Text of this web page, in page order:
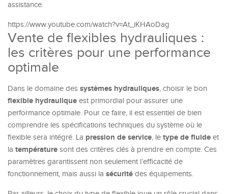
assistance.
https://www.youtube.com/watch?v=At_iKHAoDag
Vente de flexibles hydrauliques :
les critères pour une performance
optimale
Dans le domaine des systèmes hydrauliques, choisir le bon
flexible hydraulique est primordial pour assurer une
performance optimale. Pour ce faire, il est essentiel de bien
comprendre les spécifications techniques du système où le
flexible sera intégré. La pression de service, le type de fluide et
la température sont des critères clés à prendre en compte. Ces
paramètres garantissent non seulement l’efficacité de
fonctionnement, mais aussi la sécurité des équipements.